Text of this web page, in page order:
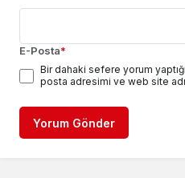
E-Posta*
Bir dahaki sefere yorum
posta adresimi ve web site
Yorum Gönder